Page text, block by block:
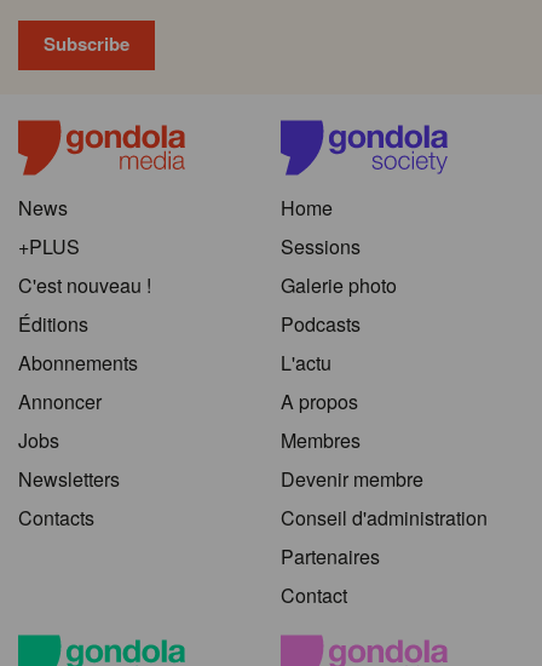
News
+PLUS
C'est nouveau !
Éditions
Abonnements
Annoncer
Jobs
Newsletters
Contacts
Home
Sessions
Galerie photo
Podcasts
L'actu
A propos
Membres
Devenir membre
Conseil d'administration
Partenaires
Contact